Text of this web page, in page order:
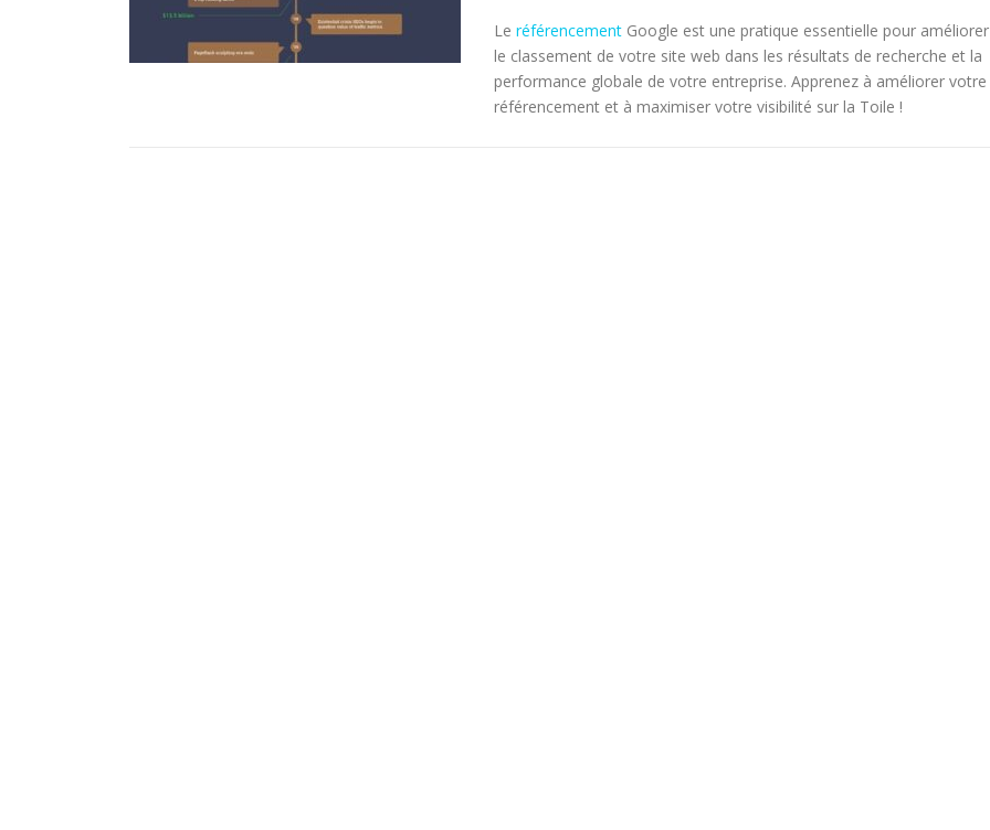
Le référencement Google est une pratique essentielle pour améliorer
le classement de votre site web dans les résultats de recherche et la
performance globale de votre entreprise. Apprenez à améliorer votre
référencement et à maximiser votre visibilité sur la Toile !